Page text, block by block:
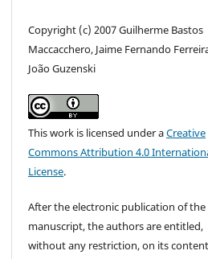
Copyright (c) 2007 Guilherme Bastos
Maccacchero, Jaime Fernando
João Guzenski
This work is licensed under aCreative
Commons Attribution 4.0
License.
After the electronic publication of the
manuscript, the authors are entitled,
without any restriction, on its